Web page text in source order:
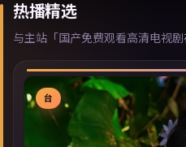
热播精选
与主站「国产免费观看高清电视
台